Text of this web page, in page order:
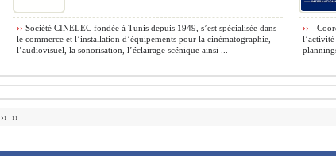
›› Société CINELEC fondée à Tunis depuis 1949, s’est spécialisée dans
le commerce et l’installation d’équipements pour la cinématographie,
l’audiovisuel, la sonorisation, l’éclairage scénique ainsi ...
›› -
›› ››